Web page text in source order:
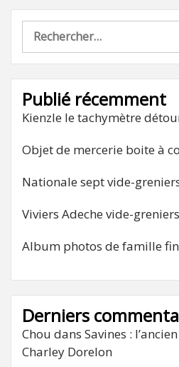
Rechercher :
Publié récemment
Kienzle le tachymètre
Objet de mercerie boite à
Nationale sept vide-
Viviers Adeche vide-
Album photos de famille fin
Derniers
Chou dans Savines :
Charley Dorelon